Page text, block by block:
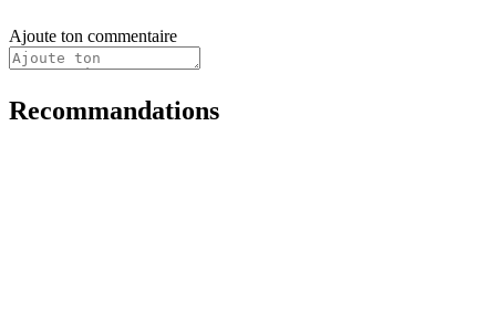
Ajoute ton commentaire
Recommandations